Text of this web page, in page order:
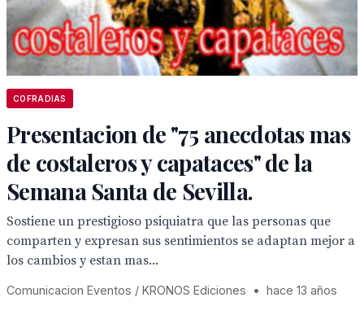
COFRADIAS
Presentacion de "75 anecdotas mas
de costaleros y capataces" de la
Semana Santa de Sevilla.
Sostiene un prestigioso psiquiatra que las personas que
comparten y expresan sus sentimientos se adaptan mejor a
los cambios y estan mas...
Comunicacion Eventos / KRONOS Ediciones • hace 13 años